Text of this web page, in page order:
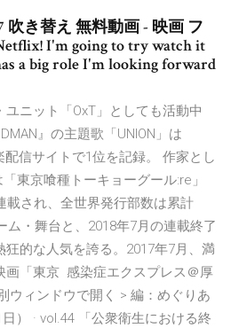
吹き替え 無料動画 - 映画 フ
I'm going to try watch it
a big role I'm looking forward
ニット「OxT」としても活動中
』の主題歌「UNION」は
信サイトで1位を記録。 作家とし
東京喰種トーキョーグール:re」
載され、全世界発行部数は累計
ム・舞台と、2018年7月の連載終了
的な人気を誇る。2017年7月、満
画「東京 感染症エクスプレス＠厚
ウィンドウで開く > 編：めぐりあ
） · vol.44 「公衆衛生における終